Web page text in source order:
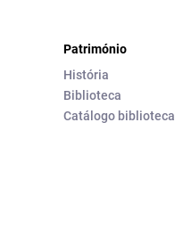
Património
História
Biblioteca
Catálogo biblioteca